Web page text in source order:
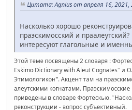
Цитата: Agnius от апреля 16, 2021,
Насколько хорошо
праэскимосский и
интересуют глагольные и
Этой теме посвящены 2 словаря :
Eskimo Dictionary with Aleut Cognates" и
Этимологикон". Акцент там на
алеутскими когнатами.
приведены в словаре Фортескью.
реконструкции - вопрос субъективный.